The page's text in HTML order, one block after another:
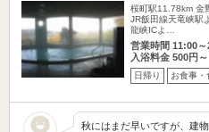
桜町駅11.78km 金
JR飯田線天竜峡駅
龍峡ICよ…
営業時間 11:00
入浴料金 500円～
日帰り お食事・
秋にはまだ早いですが、建